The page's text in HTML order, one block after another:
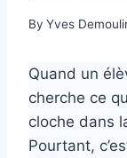
By Yves
Quand un
cherche ce
cloche dans
Pourtant,